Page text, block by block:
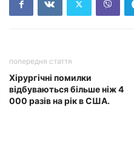
попередня стаття
Хірургічні помилки
відбуваються більше ніж 4
000 разів на рік в США.